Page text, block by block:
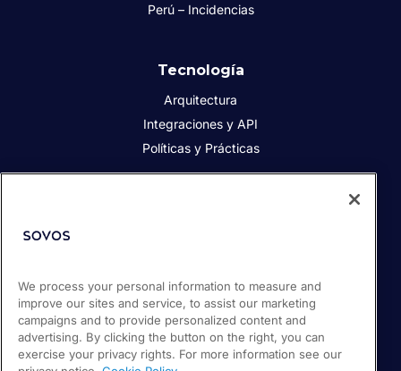
Perú – Incidencias
Tecnología
Arquitectura
Integraciones y API
Políticas y Prácticas
Responsabilidad social
Soporte / Portal de clientes
Empleos
We process your personal information to measure and
improve our sites and service, to assist our marketing
campaigns and to provide personalized content and
advertising. By clicking the button on the right, you can
exercise your privacy rights. For more information see our